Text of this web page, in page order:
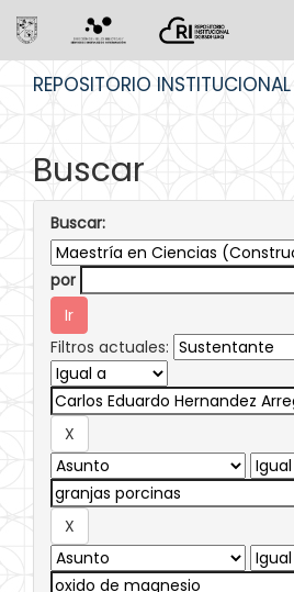
REPOSITORIO
Buscar
Buscar:
por
Filtros actuales: